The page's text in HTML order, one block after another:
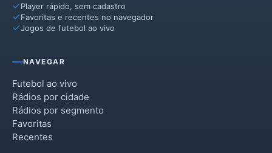
Player rápido, sem cadastro
Favoritas e recentes no navegador
Jogos de futebol ao vivo
NAVEGAR
Futebol ao vivo
Rádios por cidade
Rádios por segmento
Favoritas
Recentes